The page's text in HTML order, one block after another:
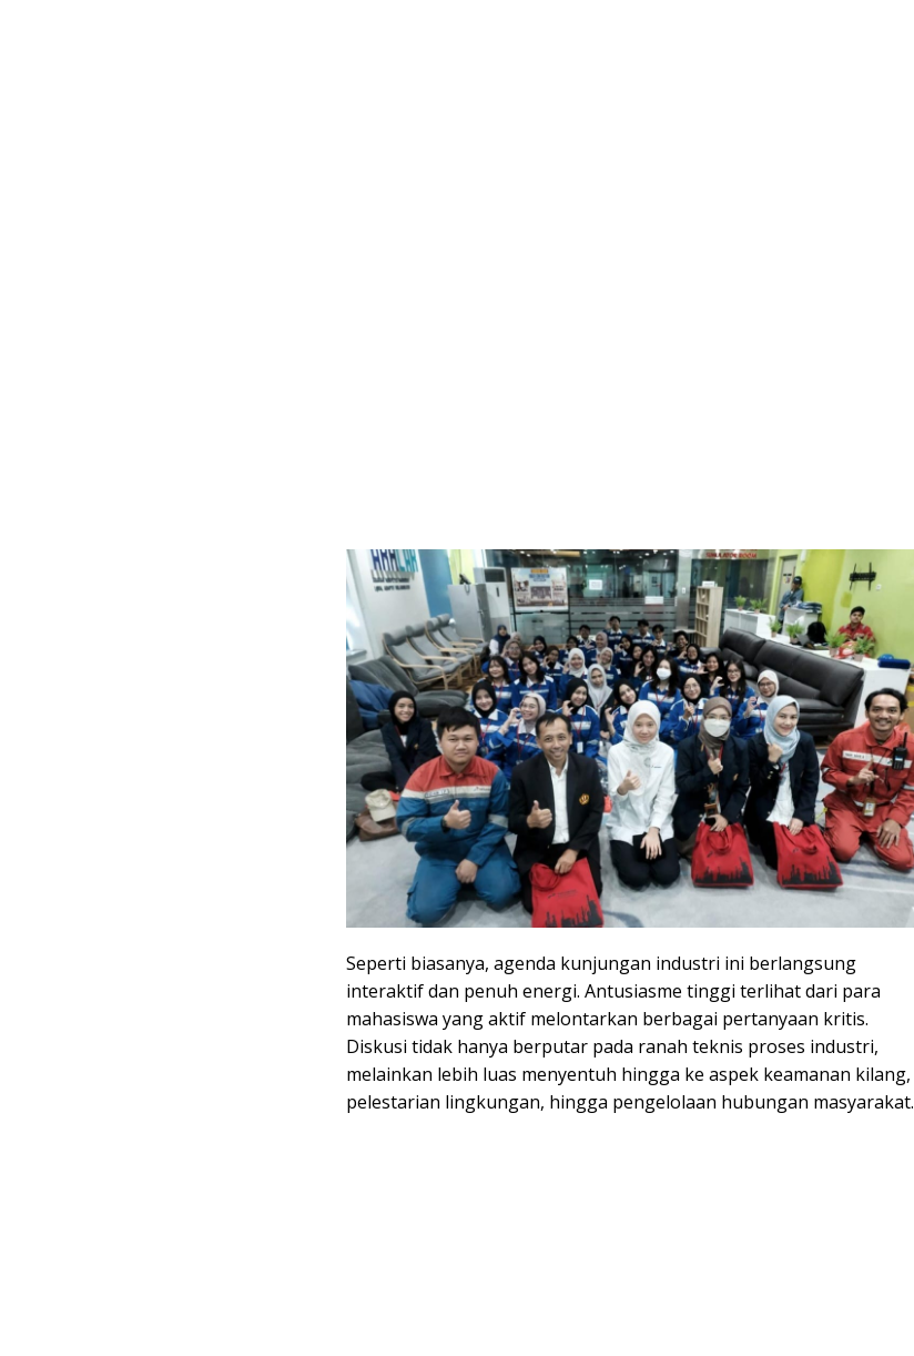
Seperti biasanya, agenda kunjungan industri ini berlangsung
interaktif dan penuh energi. Antusiasme tinggi terlihat dari para
mahasiswa yang aktif melontarkan berbagai pertanyaan kritis.
Diskusi tidak hanya berputar pada ranah teknis proses industri,
melainkan lebih luas menyentuh hingga ke aspek keamanan kilang,
pelestarian lingkungan, hingga pengelolaan hubungan masyarakat.